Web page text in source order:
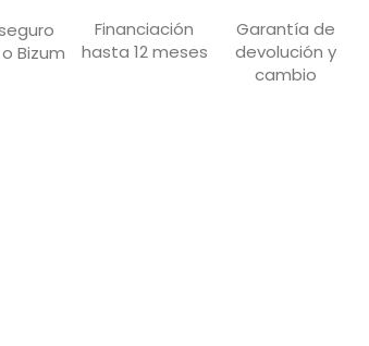
Bizum
Financiación
hasta 12 meses
Garantía de
devolución y
cambio